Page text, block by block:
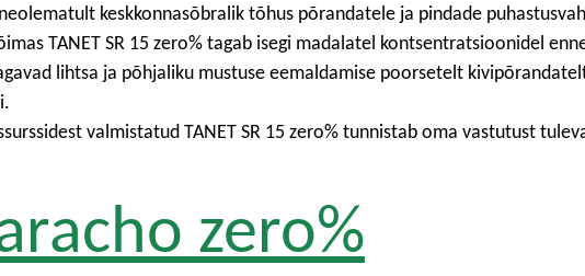
keskkonnasõbralik tõhus põrandatele ja pindade
TANET SR 15 zero% tagab isegi madalatel kontsentratsioonidel
lihtsa ja põhjaliku mustuse eemaldamise poorsetelt
valmistatud TANET SR 15 zero% tunnistab oma vastutust
zero%